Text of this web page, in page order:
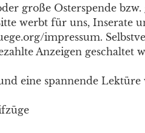
große Osterspende
werbt für uns, Inserate
impressum.
Anzeigen geschaltet
eine spannende